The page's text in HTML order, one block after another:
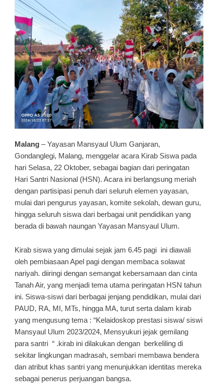
Malang – Yayasan Mansyaul Ulum Ganjaran,
Gondanglegi, Malang, menggelar acara Kirab Siswa pada
hari Selasa, 22 Oktober, sebagai bagian dari peringatan
Hari Santri Nasional (HSN). Acara ini berlangsung meriah
dengan partisipasi penuh dari seluruh elemen yayasan,
mulai dari pengurus yayasan, komite sekolah, dewan guru,
hingga seluruh siswa dari berbagai unit pendidikan yang
berada di bawah naungan Yayasan Mansyaul Ulum.
Kirab siswa yang dimulai sejak jam 6.45 pagi ini diawali
oleh pembiasaan Apel pagi dengan membaca solawat
nariyah. diiringi dengan semangat kebersamaan dan cinta
Tanah Air, yang menjadi tema utama peringatan HSN tahun
ini. Siswa-siswi dari berbagai jenjang pendidikan, mulai dari
PAUD, RA, MI, MTs, hingga MA, turut serta dalam kirab
yang mengusung tema : “Kelaidoskop prestasi siswa/ siswi
Mansyaul Ulum 2023/2024, Mensyukuri jejak gemilang
para santri “ .kirab ini dilakukan dengan berkeliling di
sekitar lingkungan madrasah, sembari membawa bendera
dan atribut khas santri yang menunjukkan identitas mereka
sebagai penerus perjuangan bangsa.